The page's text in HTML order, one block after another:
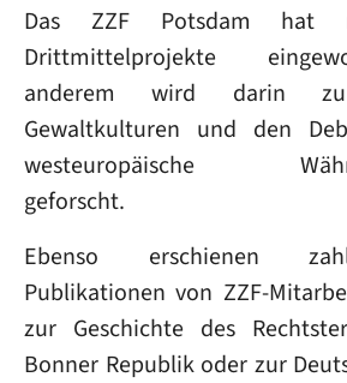
Das ZZF Potsdam hat
Drittmittelprojekte
anderem wird darin zu
Gewaltkulturen und den
westeuropäische
geforscht.
Ebenso erschienen
Publikationen von ZZF-
zur Geschichte des
Bonner Republik oder zur